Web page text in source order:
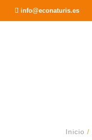
info@econaturis.es
Inicio /